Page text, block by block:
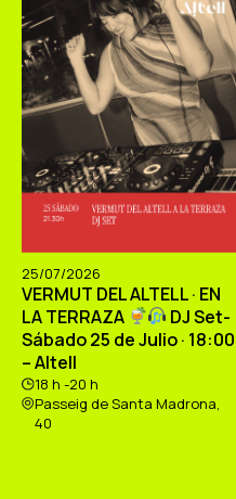
25/07/2026
VERMUT DEL ALTELL · EN
LA TERRAZA
DJ Set-
Sábado 25 de Julio · 18:00
– Altell
18 h -20 h
Passeig de Santa Madrona,
40